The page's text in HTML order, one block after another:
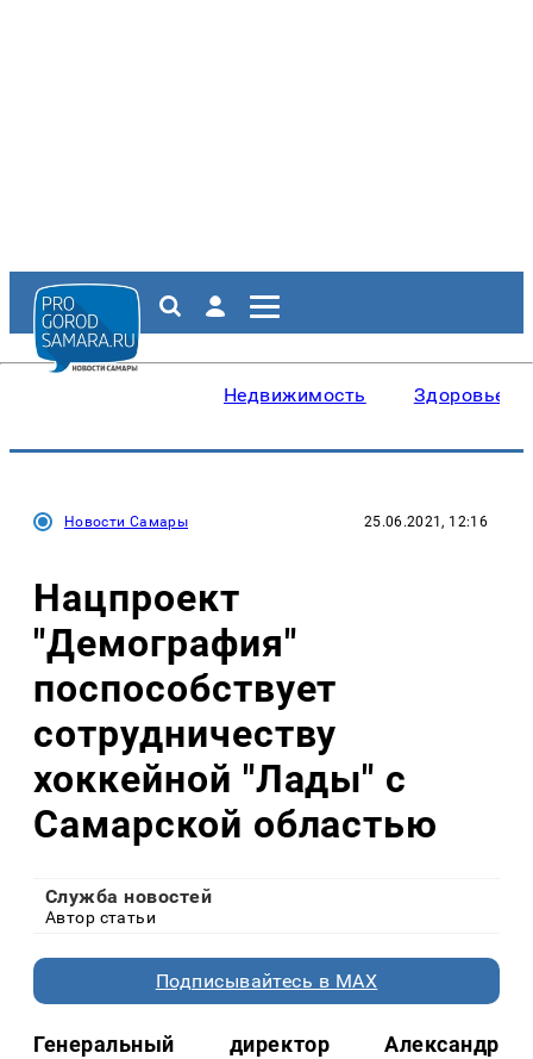
Недвижимость Здоровье
Новости Самары 25.06.2021, 12:16
Нацпроект
"Демография"
поспособствует
сотрудничеству
хоккейной "Лады" с
Самарской областью
Служба новостей
Автор статьи
Подписывайтесь в MAX
Генеральный директор Александр